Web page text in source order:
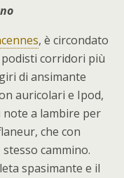
, è circondato
corridori più
di ansimante
auricolari e Ipod,
a lambire per
che con
cammino.
spasimante e il